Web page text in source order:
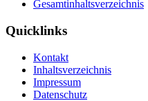
Gesamtinhaltsverzeichnis
Quicklinks
Kontakt
Inhaltsverzeichnis
Impressum
Datenschutz